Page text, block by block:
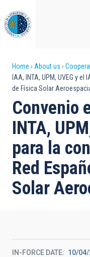
to
main
content
Breadcrumb
Home About us
IAA, INTA, UPM, UVEG y
de Física Solar
Convenio
INTA,
para la
Red
Solar
IN-FORCE DATE 10/